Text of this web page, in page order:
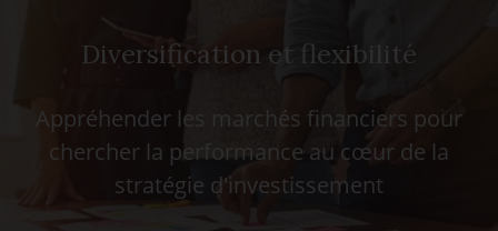
Diversification et flexibilité
Appréhender les marchés financiers pour
chercher la performance au cœur de la
stratégie d'investissement